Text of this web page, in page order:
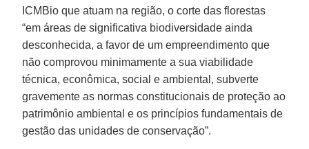
ICMBio que atuam na região, o corte das florestas
“em áreas de significativa biodiversidade ainda
desconhecida, a favor de um empreendimento que
não comprovou minimamente a sua viabilidade
técnica, econômica, social e ambiental, subverte
gravemente as normas constitucionais de proteção ao
patrimônio ambiental e os princípios fundamentais de
gestão das unidades de conservação”.